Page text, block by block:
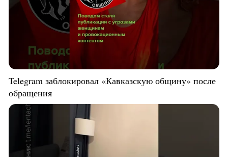
Telegram заблокировал «Кавказскую общину» после
обращения